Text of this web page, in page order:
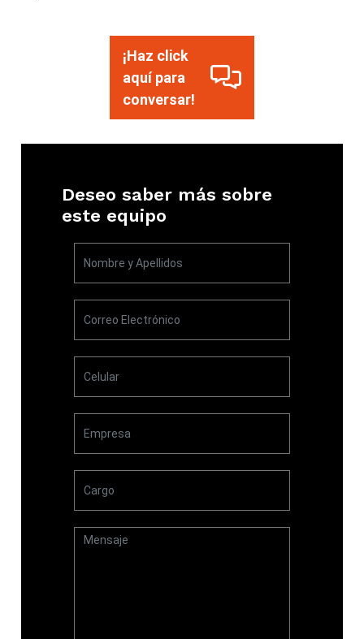
¡Haz click
aquí para
conversar!
Deseo saber más sobre
este equipo